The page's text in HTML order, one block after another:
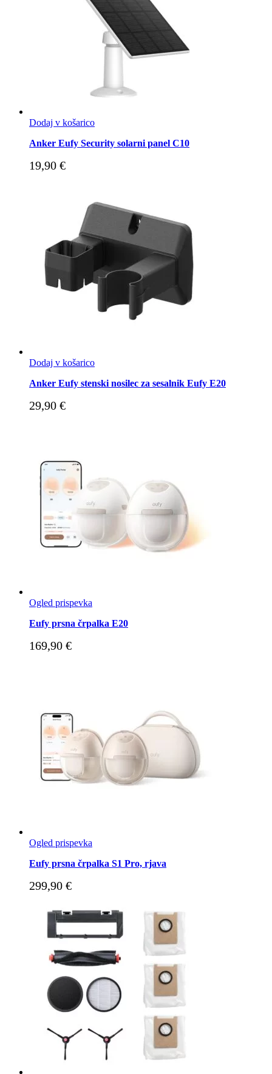
Dodaj v košarico
Anker Eufy Security solarni panel C10
19,90 €
Dodaj v košarico
Anker Eufy stenski nosilec za sesalnik Eufy E20
29,90 €
Ogled prispevka
Eufy prsna črpalka E20
169,90 €
Ogled prispevka
Eufy prsna črpalka S1 Pro, rjava
299,90 €